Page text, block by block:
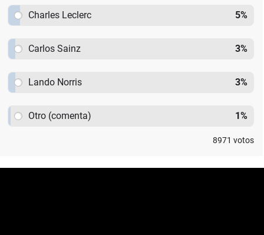
Charles Leclerc 5%
Carlos Sainz 3%
Lando Norris 3%
Otro (comenta) 1%
8971 votos